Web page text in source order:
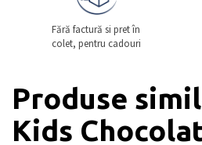
Fără factură si pret în
colet, pentru cadouri
Produse
Kids